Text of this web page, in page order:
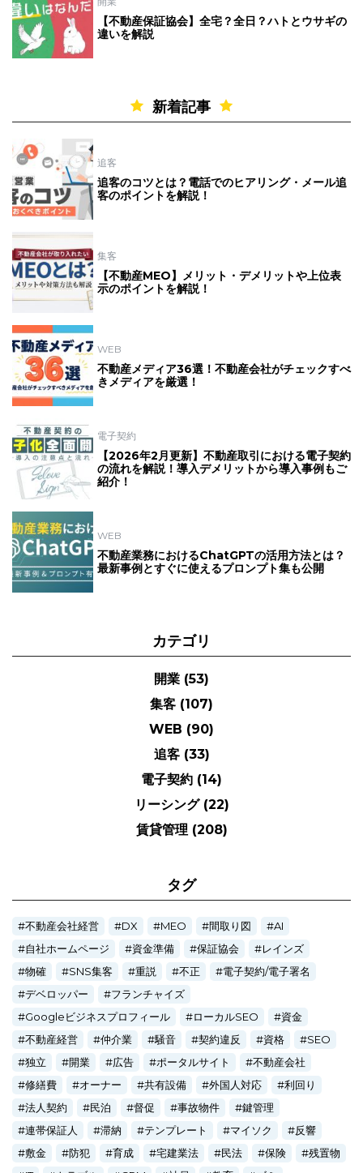
【不動産保証協会】全宅？全日？ハトとウサギの
違いを解説
新着記事
追客
追客のコツとは？電話でのヒアリング・メール追
客のポイントを解説！
集客
【不動産MEO】メリット・デメリットや上位表
示のポイントを解説！
WEB
不動産メディア36選！不動産会社がチェックすべ
きメディアを厳選！
電子契約
【2026年2月更新】不動産取引における電子契約
の流れを解説！導入デメリットから導入事例もご
紹介！
WEB
不動産業務におけるChatGPTの活用方法とは？
最新事例とすぐに使えるプロンプト集も公開
カテゴリ
開業 (53)
集客 (107)
WEB (90)
追客 (33)
電子契約 (14)
リーシング (22)
賃貸管理 (208)
タグ
不動産会社経営 DX MEO 間取り図
AI
自社ホームページ
資金準備 保証協会
レインズ
物確
SNS集客 重説 不正
電子契約/電子署名
デベロッパー
フランチャイズ
Googleビジネスプロフィール
ローカルSEO
資金
不動産経営
仲介業 騒音 契約違反 資格
SEO
独立
開業 広告 ポータルサイト
不動産会社
修繕費
オーナー 共有設備 外国人対応
利回り
法人契約
民泊 督促 事故物件
鍵管理
連帯保証人
滞納 テンプレート マイソク
反響
敷金
防犯 育成 宅建業法 民法 保険
残置物